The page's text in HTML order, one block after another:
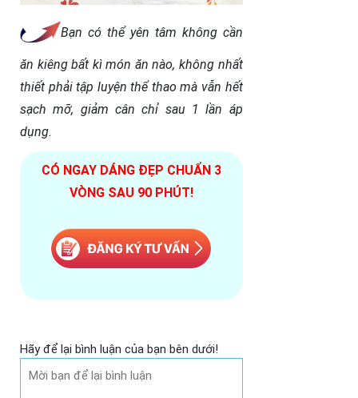
Bạn có thể yên tâm không cần
ăn kiêng bất kì món ăn nào, không nhất
thiết phải tập luyện thể thao mà vẫn hết
sạch mỡ, giảm cân chỉ sau 1 lần áp
dụng.
CÓ NGAY DÁNG ĐẸP CHUẨN 3
VÒNG SAU 90 PHÚT!
Hãy để lại bình luận của bạn bên dưới!